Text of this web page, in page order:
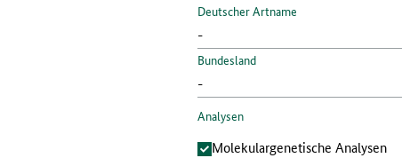
Deutscher Artname
Bundesland
Analysen
Molekular­genetische Analysen